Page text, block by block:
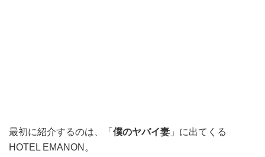
最初に紹介するのは、「 僕のヤバイ妻 」に出てくる
HOTEL EMANON。